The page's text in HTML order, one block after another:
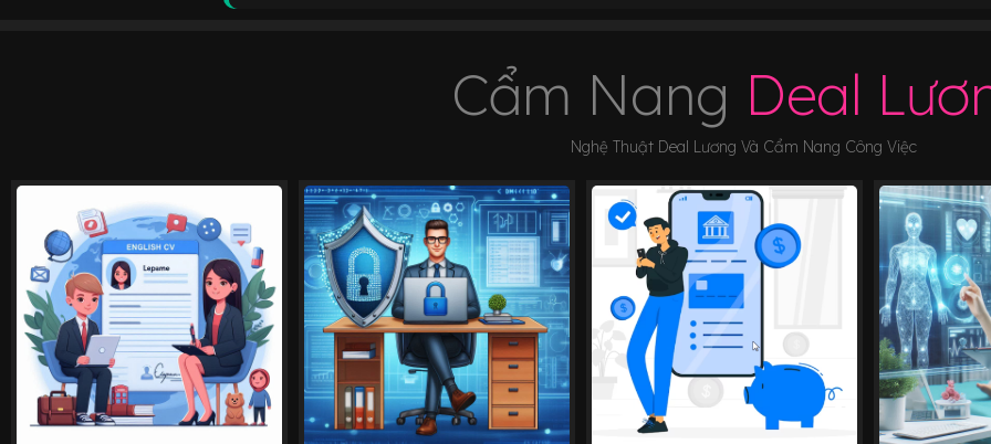
Cẩm Nang Deal
Nghệ Thuật Deal Lương Và Cẩm Nang Công Việc